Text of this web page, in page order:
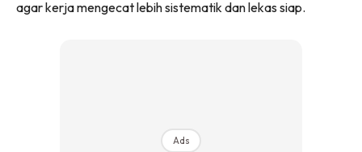
Tip Laman
agar kerja mengecat lebih sistematik dan lekas siap.
Ads